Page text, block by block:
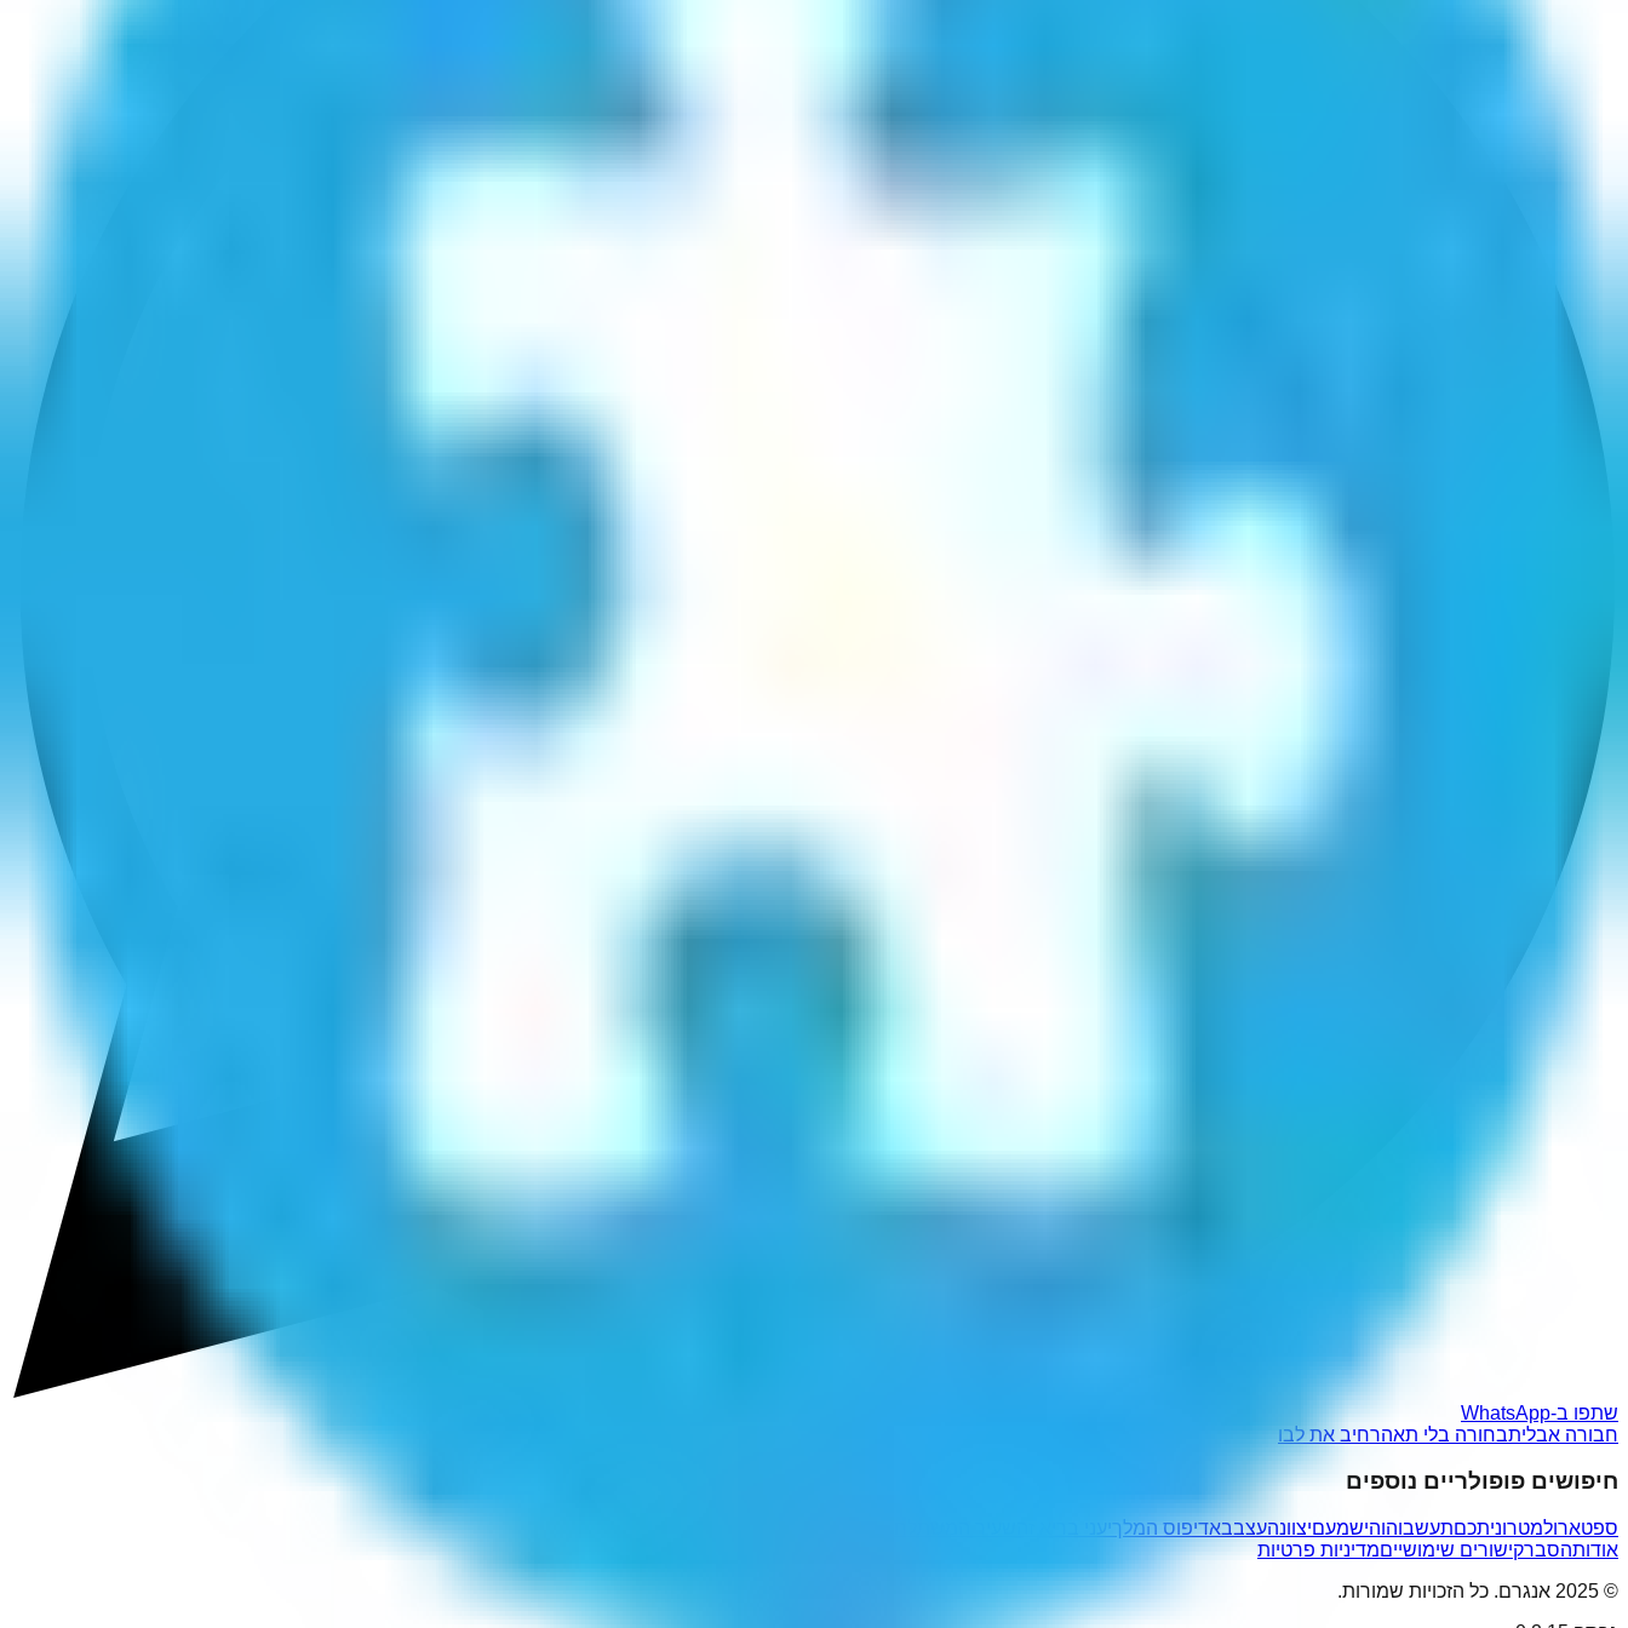
שתפו ב-WhatsApp
חבורה אבליתבחורה בלי תאהרחיב את לבו
חיפושים פופולריים נוספים
ספטארולמטרוניתכםתעשבוהוהישמעםיצוונהעצבבאדיפוס המלך
אודותהסברקישורים שימושייםמדיניות פרטיות
© 2025 אנגרם. כל הזכויות שמורות.